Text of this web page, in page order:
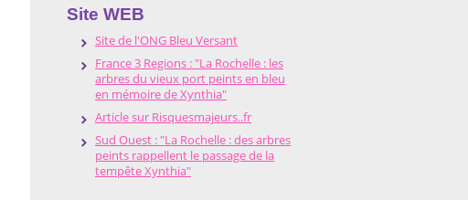
Site WEB
Site de l'ONG Bleu Versant
France 3 Regions : "La Rochelle : les
arbres du vieux port peints en bleu
en mémoire de Xynthia"
Article sur Risquesmajeurs..fr
Sud Ouest : "La Rochelle : des arbres
peints rappellent le passage de la
tempête Xynthia"